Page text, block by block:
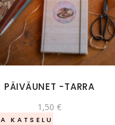
PÄIVÄUNET -TARRA
1,50 €
KATSELU